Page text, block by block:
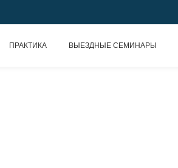
ПРАКТИКА ВЫЕЗДНЫЕ СЕМИНАРЫ